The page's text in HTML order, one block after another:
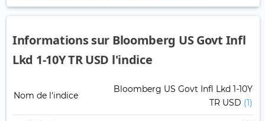
Informations sur Bloomberg US Govt Infl
Lkd 1-10Y TR USD l'indice
Nom de l'indice
Bloomberg US Govt Infl Lkd 1-10Y
TR USD (1)